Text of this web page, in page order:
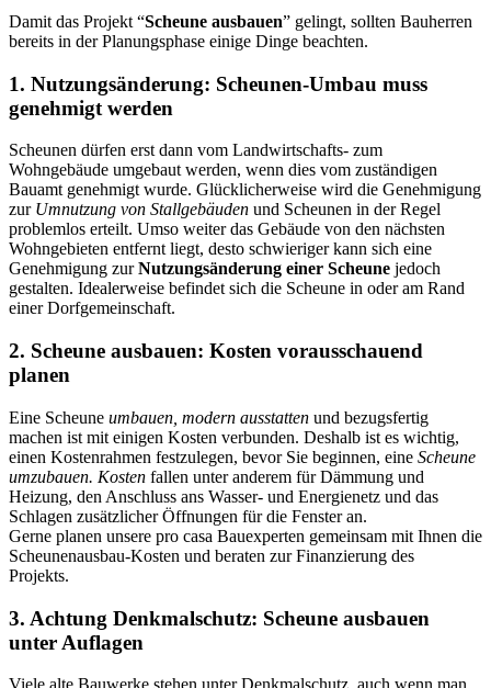
Damit das Projekt “Scheune ausbauen” gelingt, sollten Bauherren
bereits in der Planungsphase einige Dinge beachten.
1. Nutzungsänderung: Scheunen-Umbau muss
genehmigt werden
Scheunen dürfen erst dann vom Landwirtschafts- zum
Wohngebäude umgebaut werden, wenn dies vom zuständigen
Bauamt genehmigt wurde. Glücklicherweise wird die Genehmigung
zur Umnutzung von Stallgebäuden und Scheunen in der Regel
problemlos erteilt. Umso weiter das Gebäude von den nächsten
Wohngebieten entfernt liegt, desto schwieriger kann sich eine
Genehmigung zurNutzungsänderung einer Scheune jedoch
gestalten. Idealerweise befindet sich die Scheune in oder am Rand
einer Dorfgemeinschaft.
2. Scheune ausbauen: Kosten vorausschauend
planen
Eine Scheune umbauen, modern ausstatten und bezugsfertig
machen ist mit einigen Kosten verbunden. Deshalb ist es wichtig,
einen Kostenrahmen festzulegen, bevor Sie beginnen, eine Scheune
umzubauen. Kosten fallen unter anderem für Dämmung und
Heizung, den Anschluss ans Wasser- und Energienetz und das
Schlagen zusätzlicher Öffnungen für die Fenster an.
Gerne planen unsere pro casa Bauexperten gemeinsam mit Ihnen die
Scheunenausbau-Kosten und beraten zur Finanzierung des
Projekts.
3. Achtung Denkmalschutz: Scheune ausbauen
unter Auflagen